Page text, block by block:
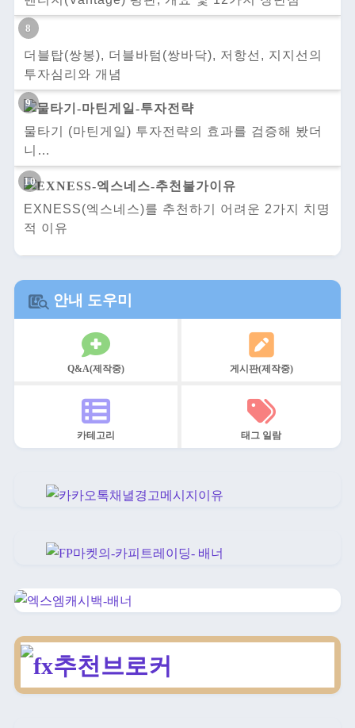
더블탑(쌍봉), 더블바텀(쌍바닥), 저항선, 지지선의
투자심리와 개념
물타기 (마틴게일) 투자전략의 효과를 검증해 봤더
니…
EXNESS(엑스네스)를 추천하기 어려운 2가지 치명
적 이유
안내 도우미
Q&A(제작중) 게시판(제작중)
카테고리 태그 일람